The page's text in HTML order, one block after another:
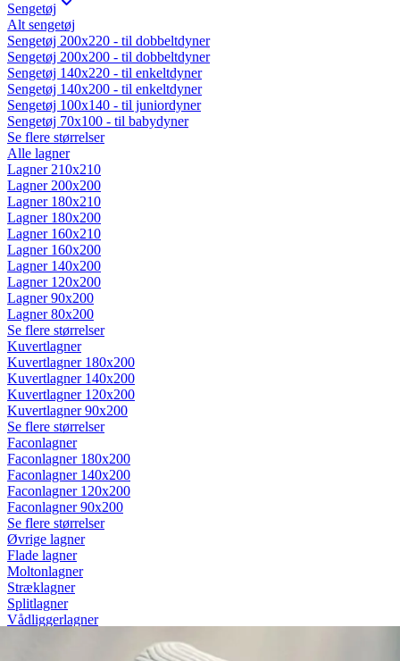
Sengetøj
Alt sengetøj
Sengetøj 200x220 - til dobbeltdyner
Sengetøj 200x200 - til dobbeltdyner
Sengetøj 140x220 - til enkeltdyner
Sengetøj 140x200 - til enkeltdyner
Sengetøj 100x140 - til juniordyner
Sengetøj 70x100 - til babydyner
Se flere størrelser
Alle lagner
Lagner 210x210
Lagner 200x200
Lagner 180x210
Lagner 180x200
Lagner 160x210
Lagner 160x200
Lagner 140x200
Lagner 120x200
Lagner 90x200
Lagner 80x200
Se flere størrelser
Kuvertlagner
Kuvertlagner 180x200
Kuvertlagner 140x200
Kuvertlagner 120x200
Kuvertlagner 90x200
Se flere størrelser
Faconlagner
Faconlagner 180x200
Faconlagner 140x200
Faconlagner 120x200
Faconlagner 90x200
Se flere størrelser
Øvrige lagner
Flade lagner
Moltonlagner
Stræklagner
Splitlagner
Vådliggerlagner
Rullemadrasser 180x200